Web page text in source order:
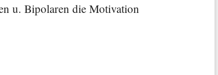
u. Bipolaren die Motivation